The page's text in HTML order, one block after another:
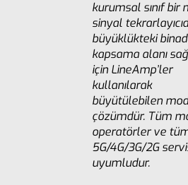
kurumsal sınıf bir
sinyal
büyüklükteki
kapsama alanı
için LineAmp’ler
kullanılarak
büyütülebilen
çözümdür. Tüm
operatörler ve
5G/4G/3G/2G
uyumludur.